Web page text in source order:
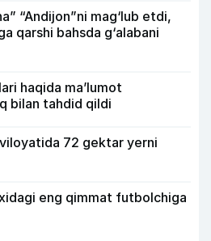
“Andijon”ni mag‘lub etdi,
qarshi bahsda g‘alabani
haqida ma’lumot
bilan tahdid qildi
72 gektar yerni
eng qimmat futbolchiga